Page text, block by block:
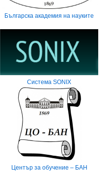
Българска академия на науките
Система SONIX
Център за обучение – БАН